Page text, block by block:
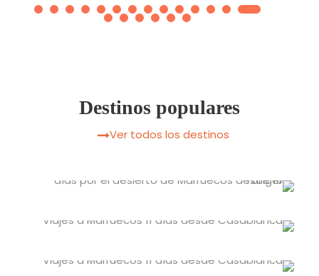
Destinos populares
Ver todos los destinos
Tánger, en el norte de Marruecos, es